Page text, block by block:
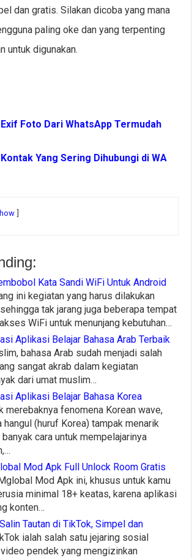
dan gratis. Silakan dicoba yang mana
paling oke dan yang terpenting
untuk digunakan.
Foto Dari WhatsApp Termudah
Yang Sering Dihubungi di WA
Kata Sandi WiFi Untuk Android
ini kegiatan yang harus dilakukan
tak jarang juga beberapa tempat
WiFi untuk menunjang kebutuhan…
Aplikasi Belajar Bahasa Arab Terbaik
bahasa Arab sudah menjadi salah
sangat akrab dalam kegiatan
dari umat muslim…
Aplikasi Belajar Bahasa Korea
merebaknya fenomena Korean wave,
hangul (huruf Korea) tampak menarik
cara untuk mempelajarinya
Mod Apk Full Unlock Room Gratis
Mod Apk ini, khusus untuk kamu
minimal 18+ keatas, karena aplikasi
konten…
Tautan di TikTok, Simpel dan
ialah salah satu jejaring sosial
pendek yang mengizinkan